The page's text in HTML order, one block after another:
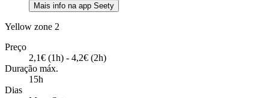
Mais info na app Seety
Yellow zone 2
Preço
2,1€ (1h) - 4,2€ (2h)
Duração máx.
15h
Dias